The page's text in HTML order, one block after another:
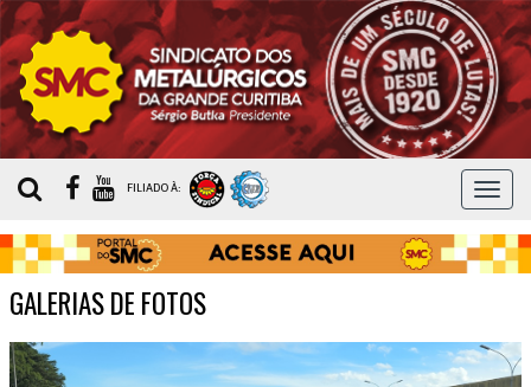
MENU
FILIADO À:
GALERIAS DE FOTOS